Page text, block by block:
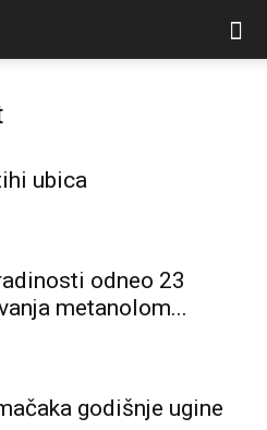
ubica
odneo 23
metanolom...
godišnje ugine